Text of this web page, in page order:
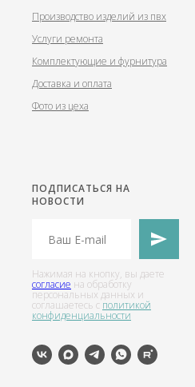
Производство изделий из пвх
Услуги ремонта
Комплектующие и фурнитура
Доставка и оплата
Фото из цеха
ПОДПИСАТЬСЯ НА
НОВОСТИ
Нажимая на кнопку, вы даете
согласие на обработку
персональных данных и
соглашаетесь c политикой
конфиденциальности